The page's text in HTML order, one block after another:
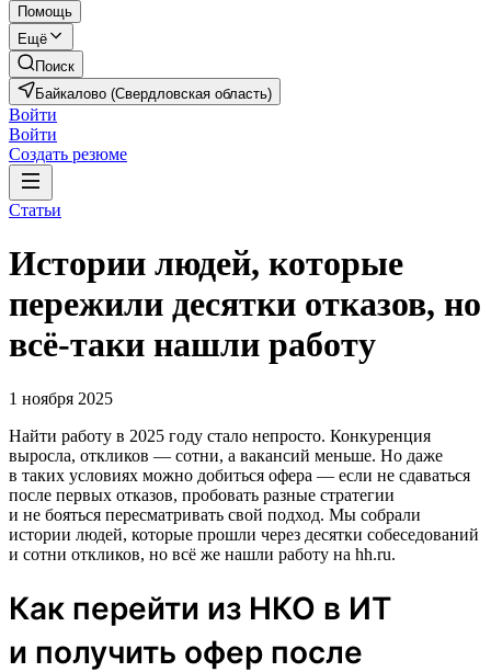
Помощь
Ещё
Поиск
Байкалово (Свердловская область)
Войти
Войти
Создать резюме
Статьи
Истории людей, которые
пережили десятки отказов, но
всё-таки нашли работу
1 ноября 2025
Найти работу в 2025 году стало непросто. Конкуренция
выросла, откликов — сотни, а вакансий меньше. Но даже
в таких условиях можно добиться офера — если не сдаваться
после первых отказов, пробовать разные стратегии
и не бояться пересматривать свой подход. Мы собрали
истории людей, которые прошли через десятки собеседований
и сотни откликов, но всё же нашли работу на hh.ru.
Как перейти из НКО в ИТ
и получить офер после